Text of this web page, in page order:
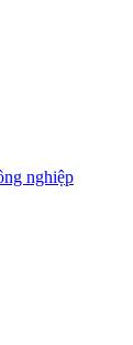
nghiệp